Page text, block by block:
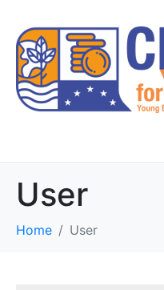
User
Home User